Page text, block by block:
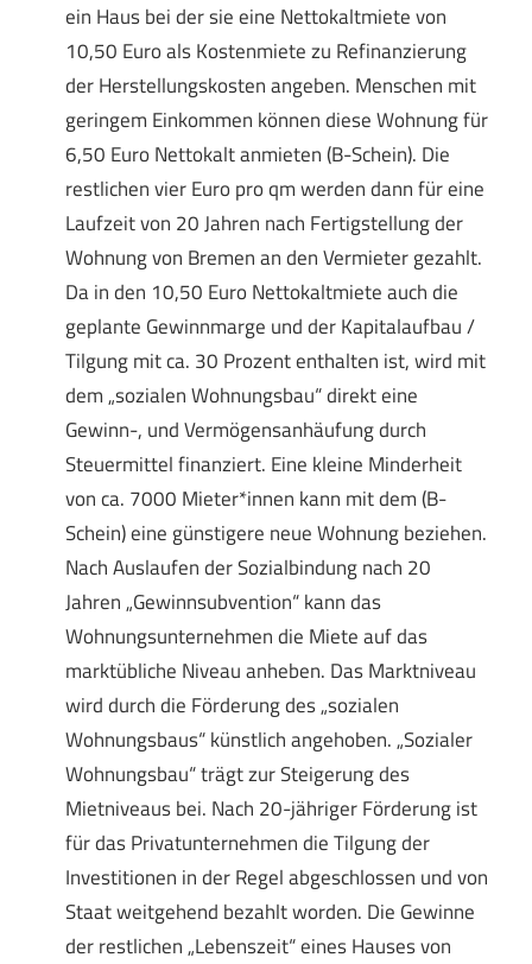
ein Haus bei der sie eine Nettokaltmiete von
10,50 Euro als Kostenmiete zu Refinanzierung
der Herstellungskosten angeben. Menschen mit
geringem Einkommen können diese Wohnung für
6,50 Euro Nettokalt anmieten (B-Schein). Die
restlichen vier Euro pro qm werden dann für eine
Laufzeit von 20 Jahren nach Fertigstellung der
Wohnung von Bremen an den Vermieter gezahlt.
Da in den 10,50 Euro Nettokaltmiete auch die
geplante Gewinnmarge und der Kapitalaufbau /
Tilgung mit ca. 30 Prozent enthalten ist, wird mit
dem „sozialen Wohnungsbau“ direkt eine
Gewinn-, und Vermögensanhäufung durch
Steuermittel finanziert. Eine kleine Minderheit
von ca. 7000 Mieter*innen kann mit dem (B-
Schein) eine günstigere neue Wohnung beziehen.
Nach Auslaufen der Sozialbindung nach 20
Jahren „Gewinnsubvention“ kann das
Wohnungsunternehmen die Miete auf das
marktübliche Niveau anheben. Das Marktniveau
wird durch die Förderung des „sozialen
Wohnungsbaus“ künstlich angehoben. „Sozialer
Wohnungsbau“ trägt zur Steigerung des
Mietniveaus bei. Nach 20-jähriger Förderung ist
für das Privatunternehmen die Tilgung der
Investitionen in der Regel abgeschlossen und von
Staat weitgehend bezahlt worden. Die Gewinne
der restlichen „Lebenszeit“ eines Hauses von